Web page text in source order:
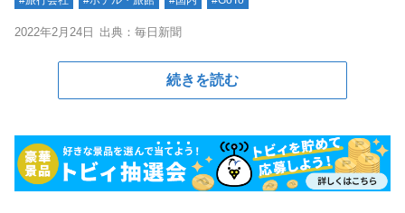
2022年2月24日 出典：毎日新聞
続きを読む